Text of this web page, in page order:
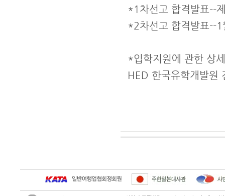
*1차선고 합격발표--
*2차선고 합격발표--
*입학지원에 관한 상
HED 한국유학개발